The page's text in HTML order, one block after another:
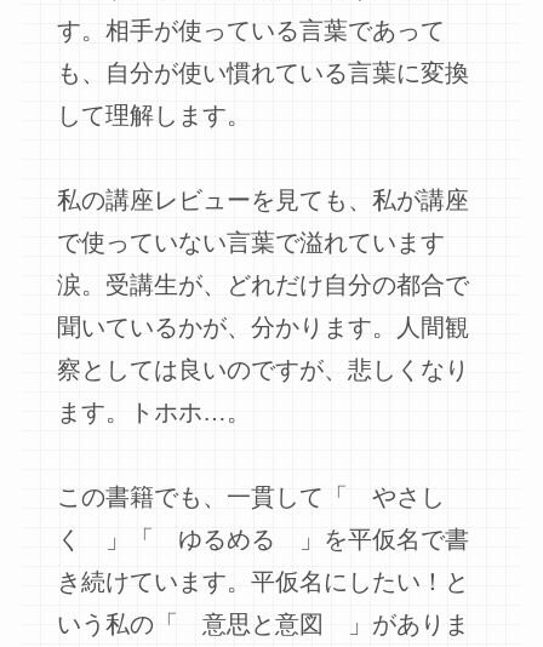
す。相手が使っている言葉であって
も、自分が使い慣れている言葉に変換
して理解します。
私の講座レビューを見ても、私が講座
で使っていない言葉で溢れています
涙。受講生が、どれだけ自分の都合で
聞いているかが、分かります。人間観
察としては良いのですが、悲しくなり
ます。トホホ…。
この書籍でも、一貫して「 やさし
く 」「 ゆるめる 」を平仮名で書
き続けています。平仮名にしたい！と
いう私の「 意思と意図 」がありま